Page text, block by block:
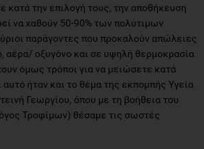
κατά την επιλογή τους, την αποθήκευση
να χαθούν 50-90% των πολύτιμων
παράγοντες που προκαλούν απώλειες
αέρα/ οξυγόνο και σε υψηλή θερμοκρασία
όμως τρόποι για να μειώσετε κατά
ήταν και το θέμα της εκπομπής Υγεία
Γεωργίου, όπου με τη βοήθεια του
Τροφίμων) θέσαμε τις σωστές